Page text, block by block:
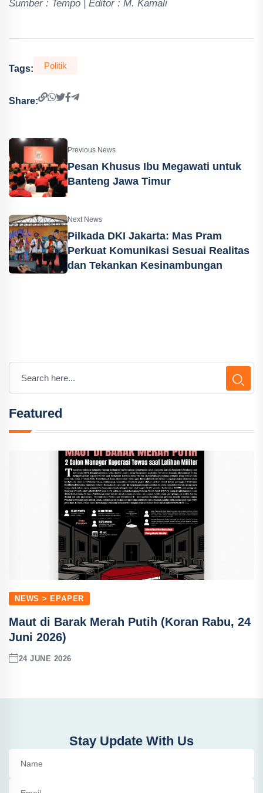
Sumber : Tempo | Editor : M. Kamali
Tags: Politik
Share:
Previous News
Pesan Khusus Ibu Megawati untuk
Banteng Jawa Timur
Next News
Pilkada DKI Jakarta: Mas Pram
Perkuat Komunikasi Sesuai Realitas
dan Tekankan Kesinambungan
Featured
NEWS > EPAPER
Maut di Barak Merah Putih (Koran Rabu, 24
Juni 2026)
24 JUNE 2026
Stay Update With Us